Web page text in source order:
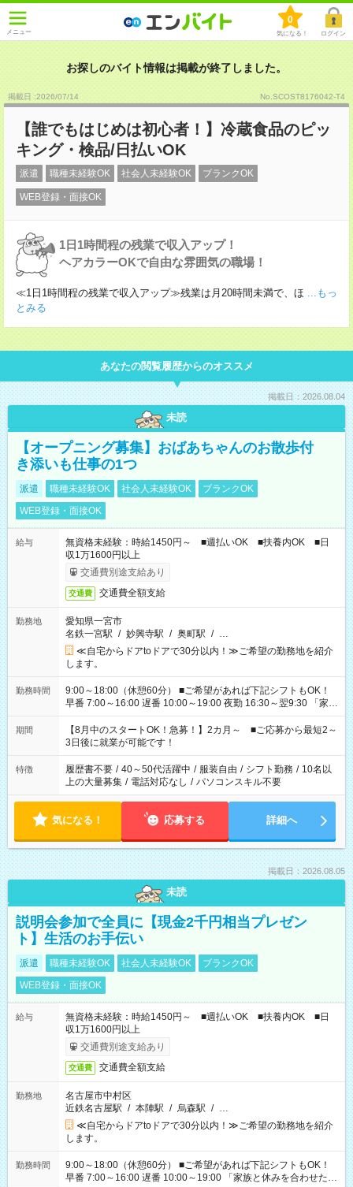
メニュー
0
気になる！ ログイン
お探しのバイト情報は掲載が終了しました。
掲載日 :2026/07/14 No.SCOST8176042-T4
【誰でもはじめは初心者！】冷蔵食品のピッ
キング・検品/日払いOK
派遣 職種未経験OK 社会人未経験OK ブランクOK
WEB登録・面接OK
1日1時間程の残業で収入アップ！
ヘアカラーOKで自由な雰囲気の職場！
≪1日1時間程の残業で収入アップ≫残業は月20時間未満で、ほ ...もっ
とみる
あなたの閲覧履歴からのオススメ
掲載日：2026.08.04
未読
【オープニング募集】おばあちゃんのお散歩付
き添いも仕事の1つ
派遣 職種未経験OK 社会人未経験OK
ブランクOK
WEB登録・面接OK
給与
無資格未経験：時給1450円～ ■週払いOK ■扶養内OK ■日
収1万1600円以上
交通費別途支給あり
交通費 交通費全額支給
勤務地
愛知県一宮市
名鉄一宮駅 / 妙興寺駅 / 奥町駅 / …
≪自宅からドアtoドアで30分以内！≫ご希望の勤務地を紹介
します。
勤務時間
9:00～18:00（休憩60分） ■ご希望があれば下記シフトもOK！
早番 7:00～16:00 遅番 10:00～19:00 夜勤 16:30～翌9:30 「家族
と休みを合わせたい」 「余裕を持って夕飯の準備がしたい」
「できれば残業はしたくない」 など、ご希望を教えてください
ね。 ※Wワーク希望の方へ 今ご覧のお仕事で希望する勤務時間
と、もう1つのお仕事の勤務時間。 合計で週40時間を超える場
合は応募できません。
期間
【8月中のスタートOK！急募！】2カ月～ ■ご応募から最短2～
3日後に就業が可能です！
特徴 履歴書不要 / 40～50代活躍中 / 服装自由 / シフト勤務 / 10名以
上の大量募集 / 電話対応なし / パソコンスキル不要
気になる！ 応募する 詳細へ
掲載日：2026.08.05
未読
説明会参加で全員に【現金2千円相当プレゼン
ト】生活のお手伝い
派遣 職種未経験OK 社会人未経験OK
ブランクOK
WEB登録・面接OK
給与
無資格未経験：時給1450円～ ■週払いOK ■扶養内OK ■日
収1万1600円以上
交通費別途支給あり
交通費 交通費全額支給
勤務地
名古屋市中村区
近鉄名古屋駅 / 本陣駅 / 烏森駅 / …
≪自宅からドアtoドアで30分以内！≫ご希望の勤務地を紹介
します。
勤務時間
9:00～18:00（休憩60分） ■ご希望があれば下記シフトもOK！
早番 7:00～16:00 遅番 10:00～19:00 「家族と休みを合わせた